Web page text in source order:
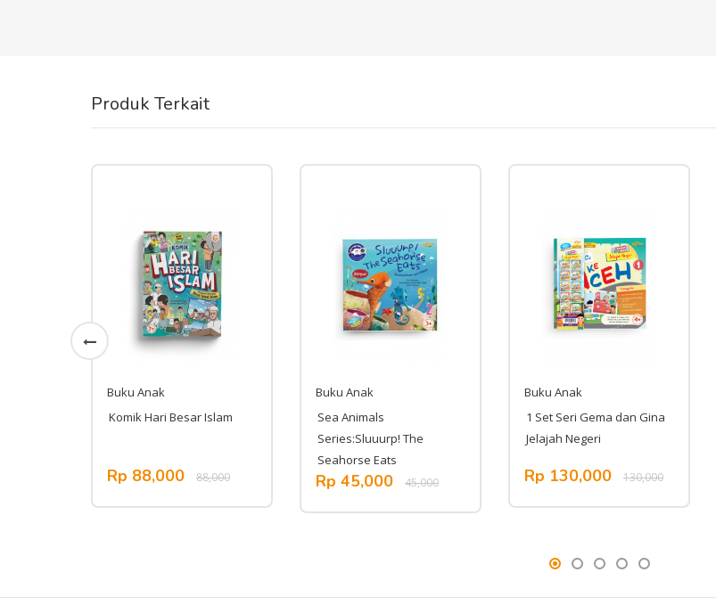
Produk Terkait
Buku Anak
Komik Hari Besar Islam
Rp 88,000 88,000
Buku Anak
Sea Animals
Series:Sluuurp! The
Seahorse Eats
Rp 45,000 45,000
Buku Anak
1 Set Seri Gema dan Gina
Jelajah Negeri
Rp 130,000 130,000